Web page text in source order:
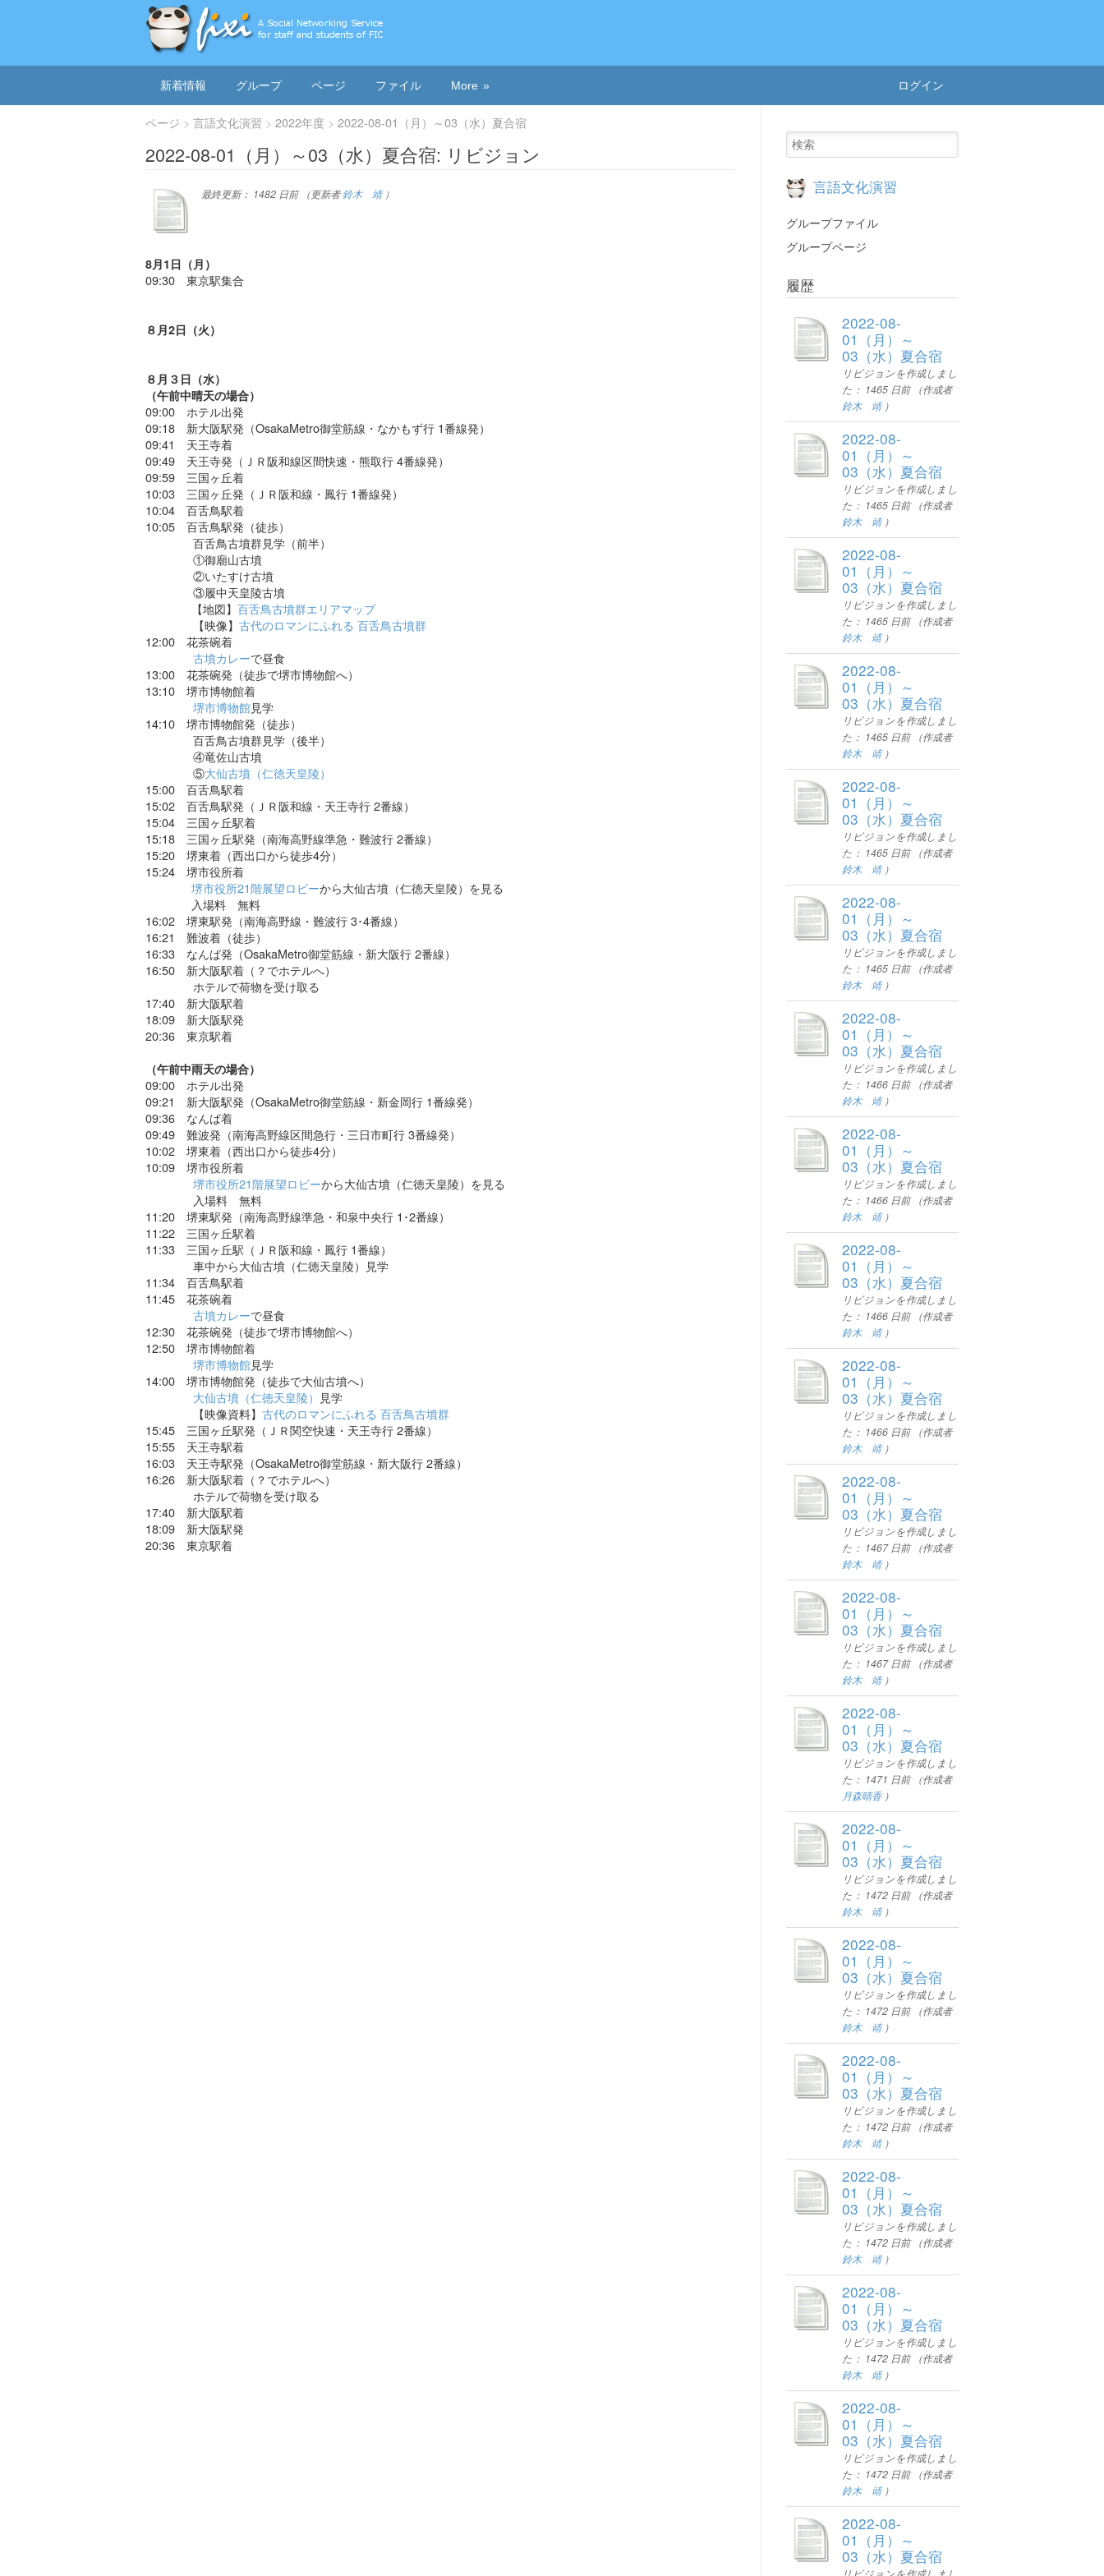
ログイン
新着情報 グループ ページ ファイル More
ページ 言語文化演習 2022年度 2022-08-01（月）～03（水）夏合宿
2022-08-01（月）～03（水）夏合宿: リビジョン
最終更新： 1482 日前（更新者鈴木 靖）
8月1日（月）
09:30 東京駅集合
８月2日（火）
８月３日（水）
（午前中晴天の場合）
09:00 ホテル出発
09:18 新大阪駅発（OsakaMetro御堂筋線・なかもず行 1番線発）
09:41 天王寺着
09:49 天王寺発（ＪＲ阪和線区間快速・熊取行 4番線発）
09:59 三国ヶ丘着
10:03 三国ヶ丘発（ＪＲ阪和線・鳳行 1番線発）
10:04 百舌鳥駅着
10:05 百舌鳥駅発（徒歩）
百舌鳥古墳群見学（前半）
①御廟山古墳
②いたすけ古墳
③履中天皇陵古墳
【地図】 百舌鳥古墳群エリアマップ
【映像】 古代のロマンにふれる 百舌鳥古墳群
12:00 花茶碗着
古墳カレーで昼食
13:00 花茶碗発（徒歩で堺市博物館へ）
13:10 堺市博物館着
堺市博物館見学
14:10 堺市博物館発（徒歩）
百舌鳥古墳群見学（後半）
④竜佐山古墳
⑤大仙古墳（仁徳天皇陵）
15:00 百舌鳥駅着
15:02 百舌鳥駅発（ＪＲ阪和線・天王寺行 2番線）
15:04 三国ヶ丘駅着
15:18 三国ヶ丘駅発（南海高野線準急・難波行 2番線）
15:20 堺東着（西出口から徒歩4分）
15:24 堺市役所着
堺市役所21階展望ロビーから大仙古墳（仁徳天皇陵）を見る
入場料 無料
16:02 堺東駅発（南海高野線・難波行 3･4番線）
16:21 難波着（徒歩）
16:33 なんば発（OsakaMetro御堂筋線・新大阪行 2番線）
16:50 新大阪駅着（？でホテルへ）
ホテルで荷物を受け取る
17:40 新大阪駅着
18:09 新大阪駅発
20:36 東京駅着
（午前中雨天の場合）
09:00 ホテル出発
09:21 新大阪駅発（OsakaMetro御堂筋線・新金岡行 1番線発）
09:36 なんば着
09:49 難波発（南海高野線区間急行・三日市町行 3番線発）
10:02 堺東着（西出口から徒歩4分）
10:09 堺市役所着
堺市役所21階展望ロビーから大仙古墳（仁徳天皇陵）を見る
入場料 無料
11:20 堺東駅発（南海高野線準急・和泉中央行 1･2番線）
11:22 三国ヶ丘駅着
11:33 三国ヶ丘駅（ＪＲ阪和線・鳳行 1番線）
車中から大仙古墳（仁徳天皇陵）見学
11:34 百舌鳥駅着
11:45 花茶碗着
古墳カレーで昼食
12:30 花茶碗発（徒歩で堺市博物館へ）
12:50 堺市博物館着
堺市博物館見学
14:00 堺市博物館発（徒歩で大仙古墳へ）
大仙古墳（仁徳天皇陵） 見学
【映像資料】 古代のロマンにふれる 百舌鳥古墳群
15:45 三国ヶ丘駅発（ＪＲ関空快速・天王寺行 2番線）
15:55 天王寺駅着
16:03 天王寺駅発（OsakaMetro御堂筋線・新大阪行 2番線）
16:26 新大阪駅着（？でホテルへ）
ホテルで荷物を受け取る
17:40 新大阪駅着
18:09 新大阪駅発
20:36 東京駅着
言語文化演習
グループファイル
グループページ
履歴
2022-08-
01（月）～
03（水）夏合宿
リビジョンを作成しまし
た： 1465 日前（作成者
鈴木 靖）
2022-08-
01（月）～
03（水）夏合宿
リビジョンを作成しまし
た： 1465 日前（作成者
鈴木 靖）
2022-08-
01（月）～
03（水）夏合宿
リビジョンを作成しまし
た： 1465 日前（作成者
鈴木 靖）
2022-08-
01（月）～
03（水）夏合宿
リビジョンを作成しまし
た： 1465 日前（作成者
鈴木 靖）
2022-08-
01（月）～
03（水）夏合宿
リビジョンを作成しまし
た： 1465 日前（作成者
鈴木 靖）
2022-08-
01（月）～
03（水）夏合宿
リビジョンを作成しまし
た： 1465 日前（作成者
鈴木 靖）
2022-08-
01（月）～
03（水）夏合宿
リビジョンを作成しまし
た： 1466 日前（作成者
鈴木 靖）
2022-08-
01（月）～
03（水）夏合宿
リビジョンを作成しまし
た： 1466 日前（作成者
鈴木 靖）
2022-08-
01（月）～
03（水）夏合宿
リビジョンを作成しまし
た： 1466 日前（作成者
鈴木 靖）
2022-08-
01（月）～
03（水）夏合宿
リビジョンを作成しまし
た： 1466 日前（作成者
鈴木 靖）
2022-08-
01（月）～
03（水）夏合宿
リビジョンを作成しまし
た： 1467 日前（作成者
鈴木 靖）
2022-08-
01（月）～
03（水）夏合宿
リビジョンを作成しまし
た： 1467 日前（作成者
鈴木 靖）
2022-08-
01（月）～
03（水）夏合宿
リビジョンを作成しまし
た： 1471 日前（作成者
月森晴香）
2022-08-
01（月）～
03（水）夏合宿
リビジョンを作成しまし
た： 1472 日前（作成者
鈴木 靖）
2022-08-
01（月）～
03（水）夏合宿
リビジョンを作成しまし
た： 1472 日前（作成者
鈴木 靖）
2022-08-
01（月）～
03（水）夏合宿
リビジョンを作成しまし
た： 1472 日前（作成者
鈴木 靖）
2022-08-
01（月）～
03（水）夏合宿
リビジョンを作成しまし
た： 1472 日前（作成者
鈴木 靖）
2022-08-
01（月）～
03（水）夏合宿
リビジョンを作成しまし
た： 1472 日前（作成者
鈴木 靖）
2022-08-
01（月）～
03（水）夏合宿
リビジョンを作成しまし
た： 1472 日前（作成者
鈴木 靖）
2022-08-
01（月）～
03（水）夏合宿
リビジョンを作成しまし